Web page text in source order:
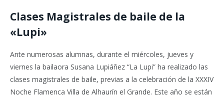
Clases Magistrales de baile de la
«Lupi»
Ante numerosas alumnas, durante el miércoles, jueves y
viernes la bailaora Susana Lupiáñez “La Lupi” ha realizado las
clases magistrales de baile, previas a la celebración de la XXXIV
Noche Flamenca Villa de Alhaurín el Grande. Este año se están